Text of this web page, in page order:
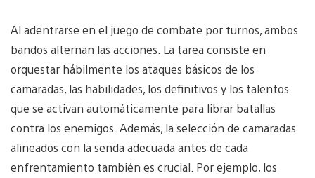
Al adentrarse en el juego de combate por turnos, ambos
bandos alternan las acciones. La tarea consiste en
orquestar hábilmente los ataques básicos de los
camaradas, las habilidades, los definitivos y los talentos
que se activan automáticamente para librar batallas
contra los enemigos. Además, la selección de camaradas
alineados con la senda adecuada antes de cada
enfrentamiento también es crucial. Por ejemplo, los